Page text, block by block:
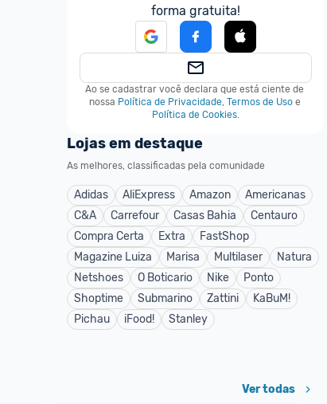
forma gratuita!
Ao se cadastrar você declara que está ciente de
nossa Política de Privacidade, Termos de Uso e
Política de Cookies.
Lojas em destaque
As melhores, classificadas pela comunidade
Adidas AliExpress Amazon
Americanas
C&A
Carrefour Casas Bahia
Centauro
Compra Certa
Extra
FastShop
Magazine Luiza
Marisa Multilaser
Natura
Netshoes
O Boticario Nike
Ponto
Shoptime
Submarino Zattini
KaBuM!
Pichau
iFood! Stanley
Ver todas